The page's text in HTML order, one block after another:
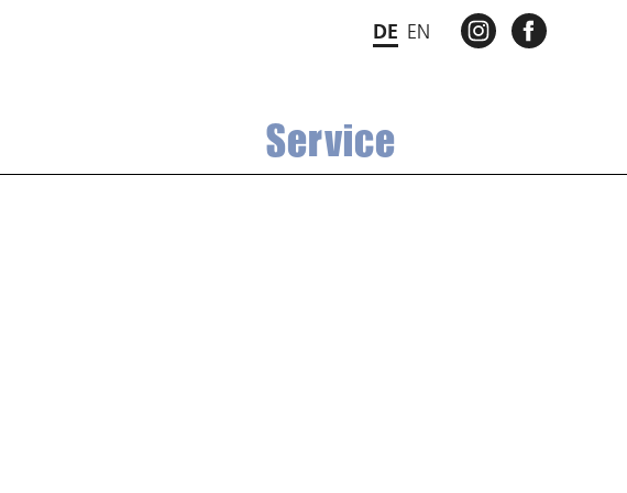
DE EN INSTAGRAM
Service